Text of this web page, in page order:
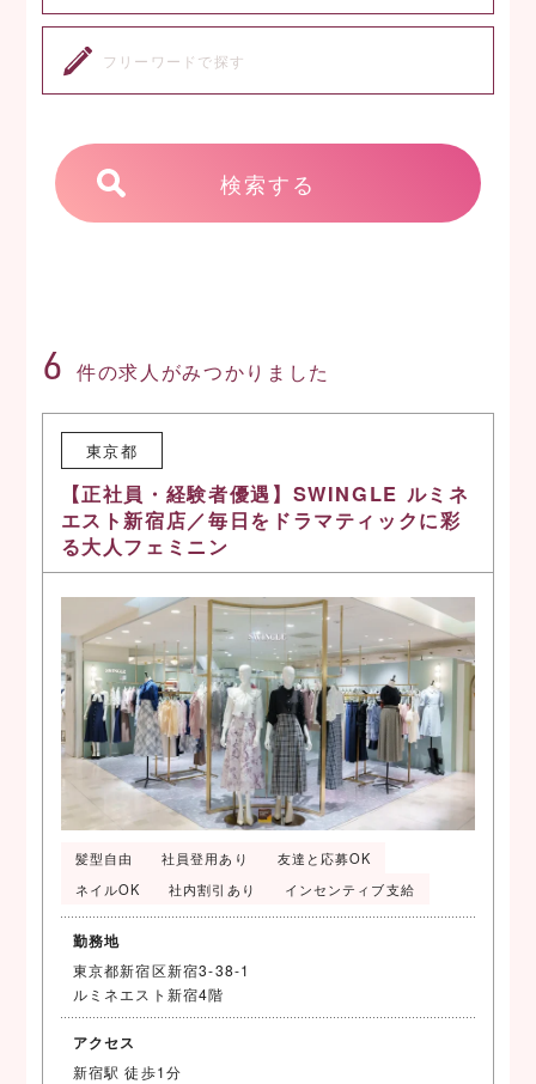
検索する
6 件の求人がみつかりました
【正社員・経験者優遇】SWINGLE ルミネ
エスト新宿店／毎日をドラマティックに彩
る大人フェミニン
東京都
髪型自由 社員登用あり
友達と応募OK
ネイルOK
社内割引あり インセンティブ支給
勤務地
東京都新宿区新宿3-38-1
ルミネエスト新宿4階
アクセス
新宿駅 徒歩1分